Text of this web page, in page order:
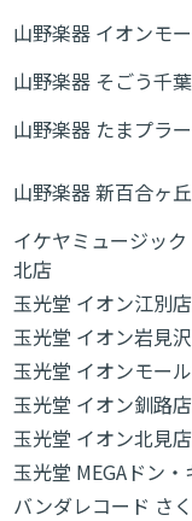
山野楽器 イオンモ
山野楽器 そごう千
山野楽器 たまプラ
山野楽器 新百合ヶ
イケヤミュージッ
北店
玉光堂 イオン江別店
玉光堂 イオン岩見
玉光堂 イオンモー
玉光堂 イオン釧路店
玉光堂 イオン北見店
玉光堂 MEGAドン
バンダレコード さ